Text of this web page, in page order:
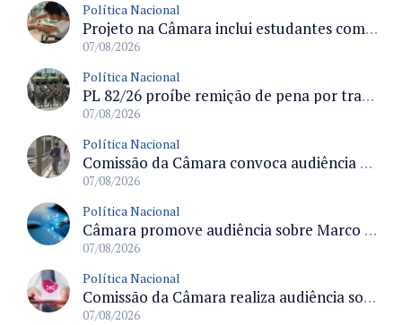
Política Nacional
Projeto na Câmara inclui estudantes com deficiência no regime escolar especial da LDB e estabelece critérios para frequência
07/08/2026
Política Nacional
PL 82/26 proíbe remição de pena por trabalho em funções militares para condenados por crimes contra o Estado Democrático de Direito
07/08/2026
Política Nacional
Comissão da Câmara convoca audiência para discutir misoginia nas escolas e universidades após divulgação de listas misóginas
07/08/2026
Política Nacional
Câmara promove audiência sobre Marco de Fomento à Economia Digital e impactos da inteligência artificial
07/08/2026
Política Nacional
Comissão da Câmara realiza audiência sobre apostas online para medir o tamanho do mercado ilegal
07/08/2026